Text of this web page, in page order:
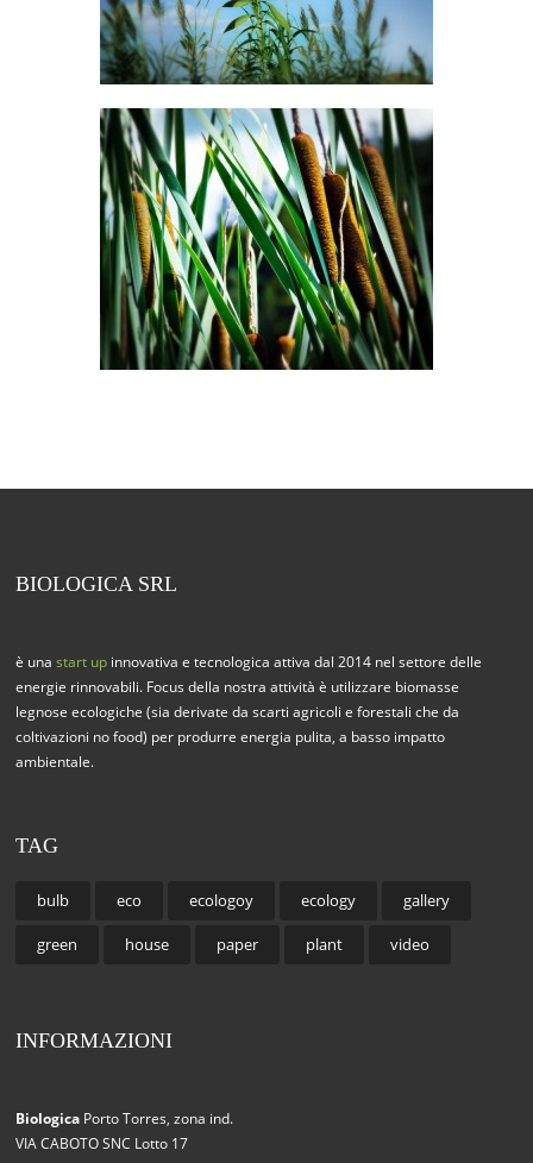
BIOLOGICA SRL
è unastart up innovativa e tecnologica attiva dal 2014 nel settore delle
energie rinnovabili. Focus della nostra attività è utilizzare biomasse
legnose ecologiche (sia derivate da scarti agricoli e forestali che da
coltivazioni no food) per produrre energia pulita, a basso impatto
ambientale.
TAG
bulb eco ecologoy ecology gallery
green house paper plant video
INFORMAZIONI
Biologica Porto Torres, zona ind.
VIA CABOTO SNC Lotto 17